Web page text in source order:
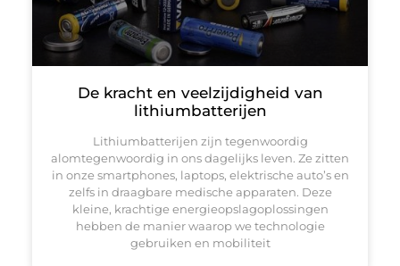
De kracht en veelzijdigheid van
lithiumbatterijen
Lithiumbatterijen zijn tegenwoordig
alomtegenwoordig in ons dagelijks leven. Ze zitten
in onze smartphones, laptops, elektrische auto’s en
zelfs in draagbare medische apparaten. Deze
kleine, krachtige energieopslagoplossingen
hebben de manier waarop we technologie
gebruiken en mobiliteit